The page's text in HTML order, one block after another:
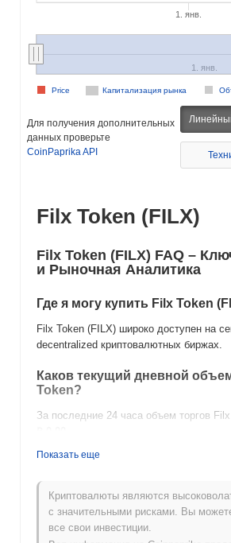
1. янв.
Капитализация рынка
Price
1. янв.
Для получения дополнительных
данных проверьте
CoinPaprika API
Filx Token (FILX)
Filx Token (FILX) FAQ –
и Рыночная Аналитика
Где я могу купить Filx Token
Filx Token (FILX) широко доступен на
decentralized криптовалютных биржах.
Каков текущий дневной
Token?
За последние 24 часа объем торгов
Какова история ценового
Исторический максимум (ATH):₽ 232.05
Исторический минимум (ATL):₽ 0.00
Показать еще
Криптовалюты являются
с значительными рисками. Вы
все свои инвестиции.